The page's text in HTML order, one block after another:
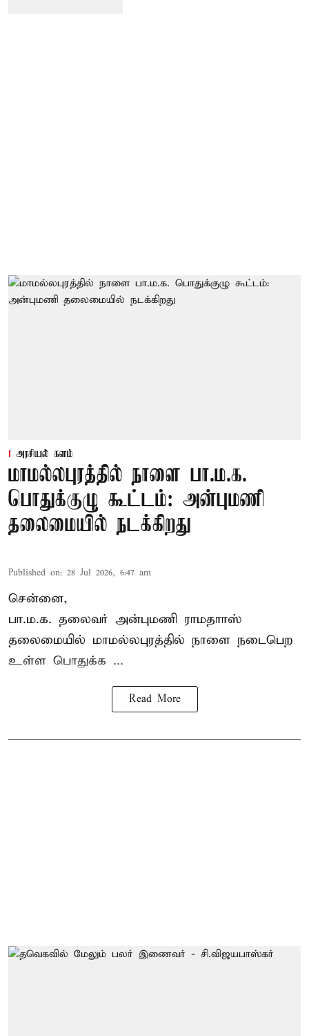
அரசியல் களம்
மாமல்லபுரத்தில் நாளை பா.ம.க.
பொதுக்குழு கூட்டம்: அன்புமணி
தலைமையில் நடக்கிறது
Published on: 28 Jul 2026, 6:47 am
சென்னை,
பா.ம.க. தலைவர் அன்புமணி ராமதாாஸ்
தலைமையில் மாமல்லபுரத்தில் நாளை நடைபெற
உள்ள பொதுக்க ...
Read More